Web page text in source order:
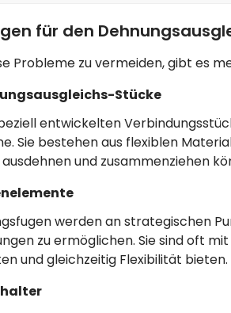
für den
Probleme zu vermeiden, gibt es
Stücke
entwickelten
Sie bestehen aus flexiblen
und zusammenziehen
werden an strategischen
zu ermöglichen. Sie sind oft
und gleichzeitig Flexibilität bieten.